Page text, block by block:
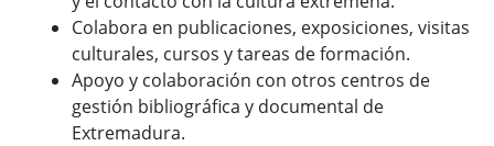
Colabora en publicaciones, exposiciones, visitas
culturales, cursos y tareas de formación.
Apoyo y colaboración con otros centros de
gestión bibliográfica y documental de
Extremadura.